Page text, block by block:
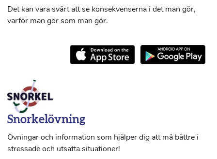
Det kan vara svårt att se konsekvenserna i det man gör,
varför man gör som man gör.
Snorkelövning
Övningar och information som hjälper dig att må bättre i
stressade och utsatta situationer!